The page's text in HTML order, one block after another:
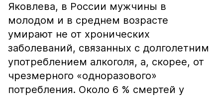
Яковлева, в России мужчины в
молодом и в среднем возрасте
умирают не от хронических
заболеваний, связанных с долголетним
употреблением алкоголя, а, скорее, от
чрезмерного «одноразового»
потребления. Около 6 % смертей у